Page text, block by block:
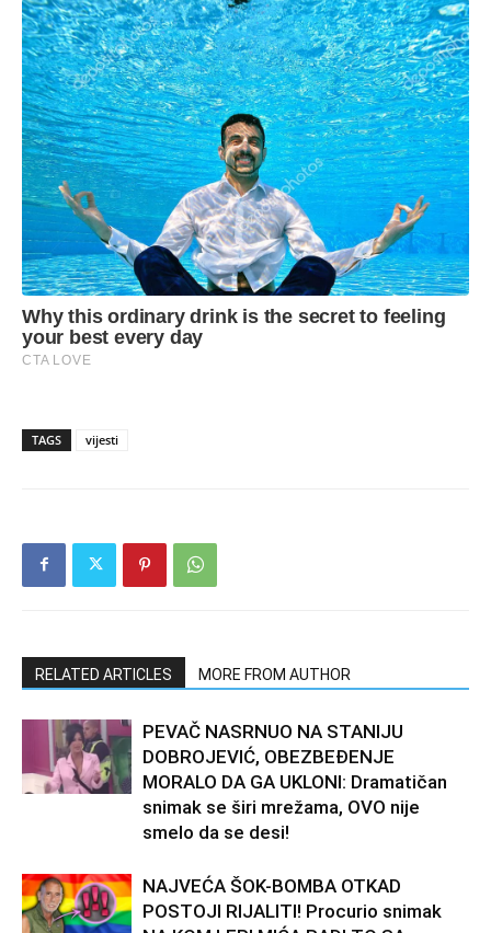
TAGS vijesti
RELATED ARTICLES MORE FROM AUTHOR
PEVAČ NASRNUO NA STANIJU
DOBROJEVIĆ, OBEZBEĐENJE
MORALO DA GA UKLONI: Dramatičan
snimak se širi mrežama, OVO nije
smelo da se desi!
NAJVEĆA ŠOK-BOMBA OTKAD
POSTOJI RIJALITI! Procurio snimak